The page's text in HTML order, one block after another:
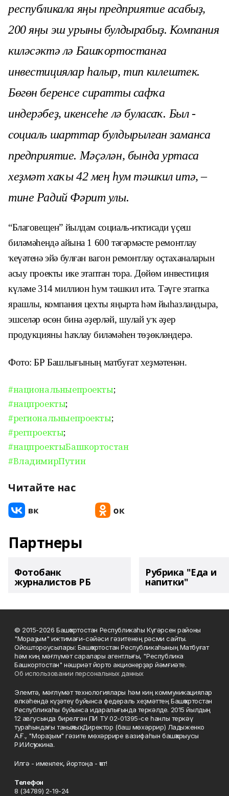
республикала яңы предприятие асабыҙ,
200 яңы эш урыны булдырабыҙ. Компания
киләсәктә лә Башҡортостанға
инвестициялар һалыр, тип килештек.
Бөгөн беренсе сиратты сафҡа
индерәбеҙ, икенсеһе лә буласаҡ. Был -
социаль шарттар булдырылған заманса
предприятие. Мәҫәлән, бында уртаса
хеҙмәт хаҡы 42 мең һум тәшкил итә, –
тине Радий Фәрит улы.
“Благовещен” йылдам социаль-иҡтисади үҫеш
биләмәһендә айына 1 600 тәгәрмәсте ремонтлау
ҡеүәтенә эйә булған вагон ремонтлау оҫтаханаларын
асыу проекты ике этаптан тора. Дөйөм инвестиция
күләме 314 миллион һум тәшкил итә. Тәүге этапҡа
ярашлы, компания цехты яңырта һәм йыһазландыра,
эшселәр өсөн бина әҙерләй, шулай уҡ әҙер
продукцияны һаҡлау биләмәһен төҙөкләндерә.
Фото: БР Башлығының матбуғат хеҙмәтенән.
#национальныепроекты;
#нацпроекты;
#региональныепроекты;
#регпроекты;
#нацпроектыБашкортостан
#ВладимирПутин
Читайте нас
Партнеры
Фотобанк
журналистов РБ
Рубрика "Еда и
напитки"
© 2015-2026 Башҡортостан Республикаһы Күгәрсен районы
"Мораҙым" ижтимағи-сәйәси гәзитенең рәсми сайты.
Ойоштороусылары: Башҡортостан Республикаһының Матбуғат
һәм киң мәғлүмәт саралары агентлығы, "Республика
Башкортостан" нәшриәт йорто акционерҙар йәмғиәте.
Об использовании персональных данных
Элемтә, мәғлүмәт технологиялары һәм киң коммуникациялар
өлкәһендә күҙәтеү буйынса федераль хеҙмәттең Башҡортостан
Республикаһы буйынса идаралығында теркәлде. 2015 йылдың
12 авгусында бирелгән ПИ ТУ 02-01395-се һанлы теркәү
тураһындағы таныҡлыҡ. Директор (баш мөхәррир) Ладыженко
А.Ғ., "Мораҙым" гәзите мөхәррире вазифаһын башҡарыусы
Р.И.Исҡужина.
Илгә - именлек, йортоңа - ҡот!
Телефон
8 (34789) 2-19-24